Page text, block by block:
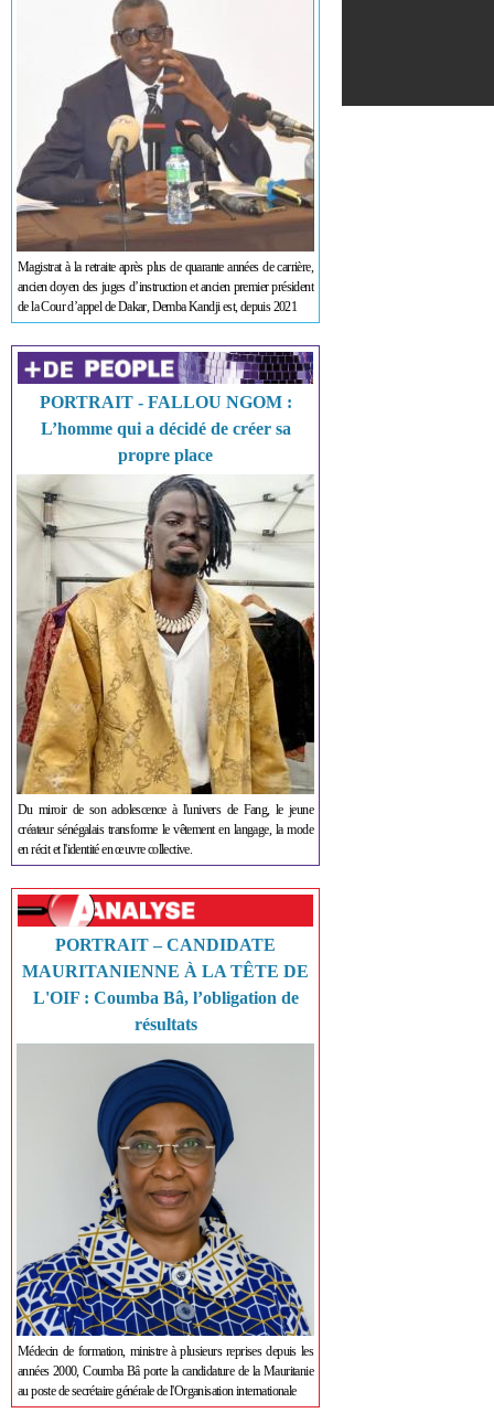
Magistrat à la retraite après plus de quarante années de carrière,
ancien doyen des juges d’instruction et ancien premier président
de la Cour d’appel de Dakar, Demba Kandji est, depuis 2021
PORTRAIT - FALLOU NGOM :
L’homme qui a décidé de créer sa
propre place
Du miroir de son adolescence à l'univers de Fang, le jeune
créateur sénégalais transforme le vêtement en langage, la mode
en récit et l'identité en œuvre collective.
PORTRAIT – CANDIDATE
MAURITANIENNE À LA TÊTE DE
L'OIF : Coumba Bâ, l’obligation de
résultats
Médecin de formation, ministre à plusieurs reprises depuis les
années 2000, Coumba Bâ porte la candidature de la Mauritanie
au poste de secrétaire générale de l'Organisation internationale